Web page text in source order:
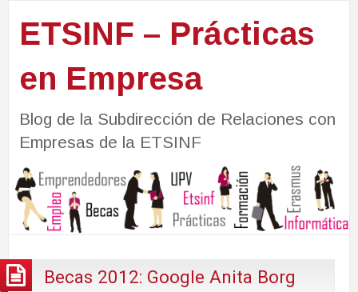
ETSINF – Prácticas
en Empresa
Blog de la Subdirección de Relaciones con
Empresas de la ETSINF
Becas 2012: Google Anita Borg